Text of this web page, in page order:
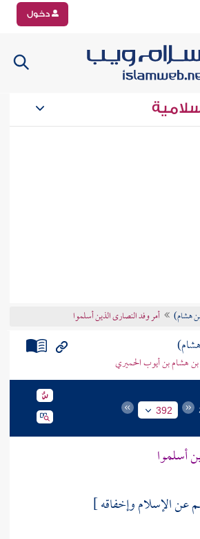
دخول
هشام) أمر وفد النصارى الذين أسلموا
هشام)
هشام بن أيوب الحميري
392
أسلموا
عن الإسلام وإخفاقه ]